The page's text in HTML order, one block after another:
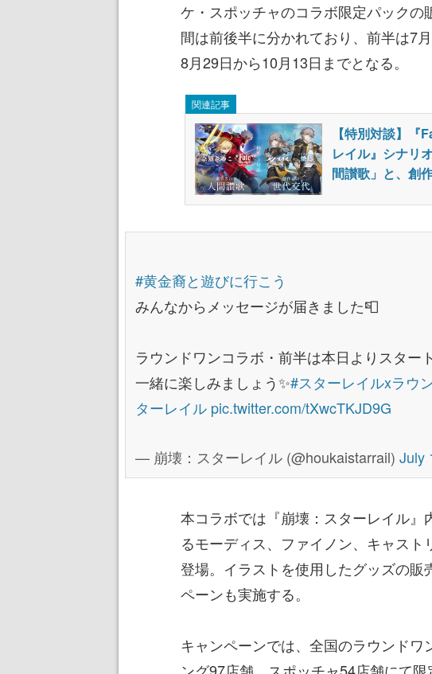
ケ・スポッチャのコラボ限定パックの
間は前後半に分かれており、前半は7
8月29日から10月13日までとなる。
関連記事
【特別対談】『
レイル』シナリ
間讃歌」と、創
#黄金裔と遊びに行こう
みんなからメッセージが届きました📮
ラウンドワンコラボ・前半は本日よりスター
一緒に楽しみましょう✨#スターレイルxラウ
ターレイル pic.twitter.com/tXwcTKJD9G
— 崩壊：スターレイル (@houkaistarrail) July
本コラボでは『崩壊：スターレイル』
るモーディス、ファイノン、キャス
登場。イラストを使用したグッズの販
ペーンも実施する。
キャンペーンでは、全国のラウンドワ